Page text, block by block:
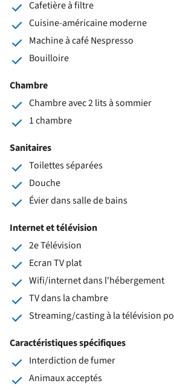
Cafetière à filtre
Cuisine-américaine moderne
Machine à café Nespresso
Bouilloire
Chambre
Chambre avec 2 lits à sommier
1 chambre
Sanitaires
Toilettes séparées
Douche
Évier dans salle de bains
Internet et télévision
2e Télévision
Ecran TV plat
Wifi/internet dans l'hébergement
TV dans la chambre
Streaming/casting à la télévision
Caractéristiques spécifiques
Interdiction de fumer
Animaux acceptés